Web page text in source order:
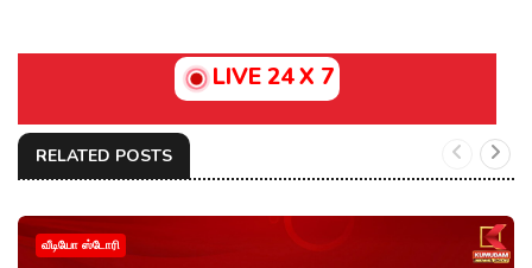
LIVE 24 X 7
RELATED POSTS
வீடியோ ஸ்டோரி